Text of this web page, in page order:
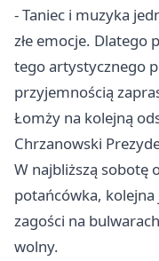
- Taniec i muzyka
złe emocje. Dlatego
tego artystycznego
przyjemnością
Łomży na kolejną
Chrzanowski
W najbliższą sobotę
potańcówka,
zagości na
wolny.